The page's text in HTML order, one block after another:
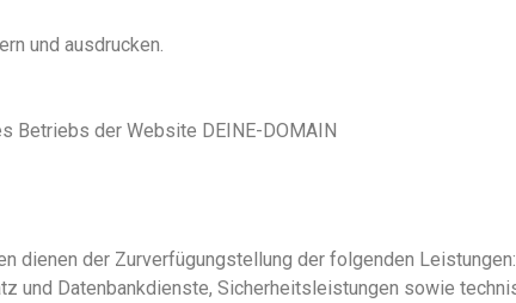
und ausdrucken.
Betriebs der Website DEINE-DOMAIN
dienen der Zurverfügungstellung der folgenden
und Datenbankdienste, Sicherheitsleistungen sowie